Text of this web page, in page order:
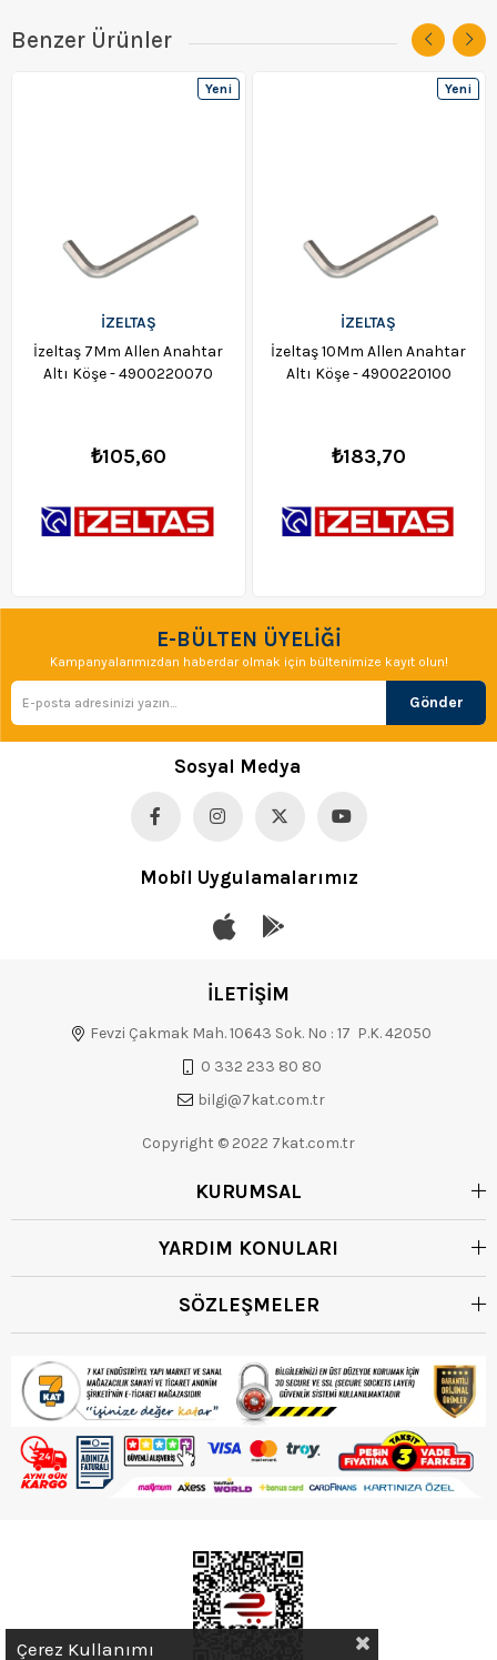
Benzer Ürünler
İZELTAŞ
İzeltaş 7Mm Allen Anahtar
Altı Köşe - 4900220070
₺105,60
Yeni
İZELTAŞ
İzeltaş 10Mm Allen Anahtar
Altı Köşe - 4900220100
₺183,70
Yeni
E-BÜLTEN ÜYELİĞİ
Kampanyalarımızdan haberdar olmak için bültenimize kayıt olun!
Gönder
Sosyal Medya
Mobil Uygulamalarımız
İLETİŞİM
Fevzi Çakmak Mah. 10643 Sok. No : 17 P.K. 42050
0 332 233 80 80
bilgi@7kat.com.tr
Copyright © 2022 7kat.com.tr
KURUMSAL
YARDIM KONULARI
SÖZLEŞMELER
Çerez Kullanımı